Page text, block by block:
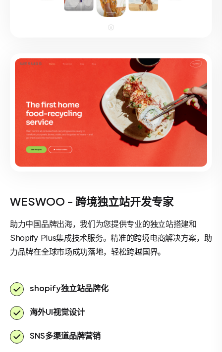
WESWOO - 跨境独立站开发专家
助力中国品牌出海，我们为您提供专业的独立站搭建和
Shopify Plus集成技术服务。精准的跨境电商解决方案，助
力品牌在全球市场成功落地，轻松跨越国界。
shopify独立站品牌化
海外UI视觉设计
SNS多渠道品牌营销